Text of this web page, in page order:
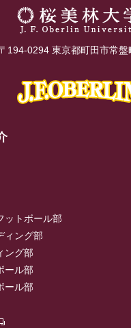
194-0294 東京都町田市常盤
ットボール部
ィング部
ング部
ール部
ール部